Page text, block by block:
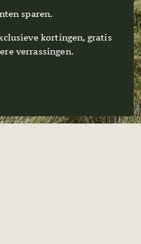
sparen.
kortingen, gratis
verrassingen.